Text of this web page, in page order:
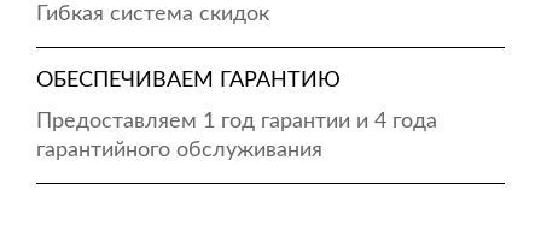
Гибкая система скидок
ОБЕСПЕЧИВАЕМ ГАРАНТИЮ
Предоставляем 1 год гарантии и 4 года
гарантийного обслуживания